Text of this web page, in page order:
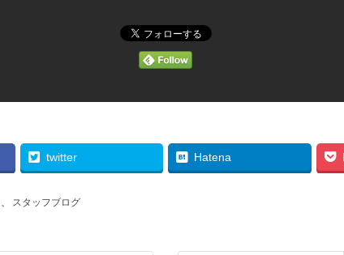
twitter Hatena
、 スタッフブログ